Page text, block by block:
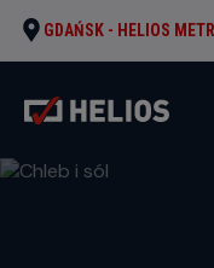
GDAŃSK - HELIOS